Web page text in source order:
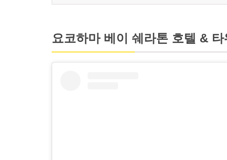
요코하마 베이 쉐라톤 호텔 & 타